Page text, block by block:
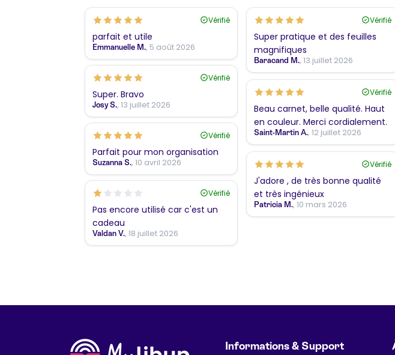
Vérifié
parfait et utile
Emmanuelle M., 5 août 2026
Vérifié
Super pratique et des feuilles
magnifiques
Baracand M., 13 juillet 2026
Vérifié
Super. Bravo
Josy S., 13 juillet 2026
Vérifié
Beau carnet, belle qualité. Haut
en couleur. Merci cordialement.
Saint-Martin A., 12 juillet 2026
Vérifié
Parfait pour mon organisation
Suzanna S., 10 avril 2026 Vérifié
J'adore , de très bonne qualité
et très ingénieux
Patricia M., 10 mars 2026
Vérifié
Pas encore utilisé car c'est un
cadeau
Valdan V., 18 juillet 2026
Informations & Support